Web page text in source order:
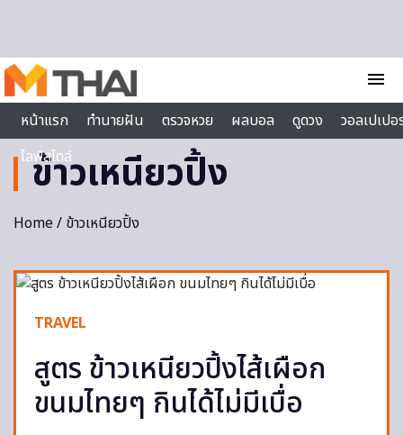
menu
หน้าแรก
ทำนายฝัน ตรวจหวย ผลบอล ดูดวง
วอลเปเป
ไลฟ์สไตล์
ข้าวเหนียวปิ้ง
Home/ ข้าวเหนียวปิ้ง
TRAVEL
สูตร ข้าวเหนียวปิ้งไส้เผือก
ขนมไทยๆ กินได้ไม่มีเบื่อ